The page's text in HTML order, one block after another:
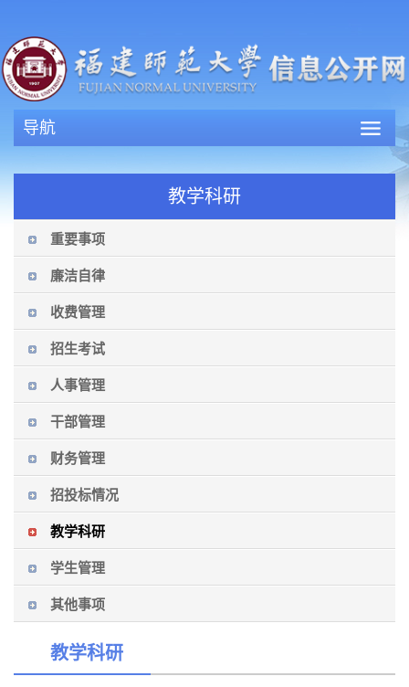
导航
教学科研
重要事项
廉洁自律
收费管理
招生考试
人事管理
干部管理
财务管理
招投标情况
教学科研
学生管理
其他事项
教学科研